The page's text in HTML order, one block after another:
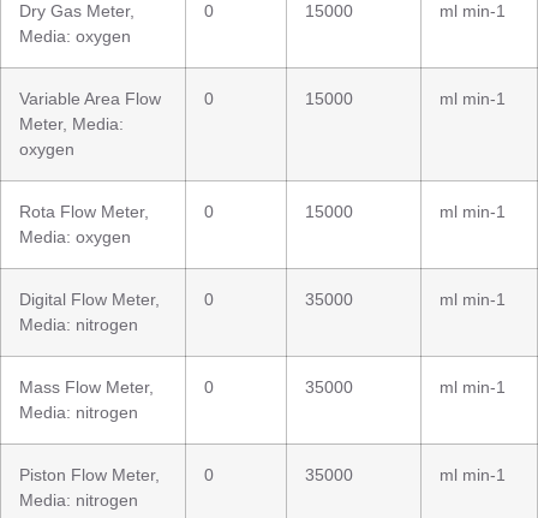
Dry Gas Meter,
Media: oxygen
0 15000 ml min-1
Variable Area Flow
Meter, Media:
oxygen
0 15000 ml min-1
Rota Flow Meter,
Media: oxygen
0 15000 ml min-1
Digital Flow Meter,
Media: nitrogen
0 35000 ml min-1
Mass Flow Meter,
Media: nitrogen
0 35000 ml min-1
Piston Flow Meter,
Media: nitrogen
0 35000 ml min-1